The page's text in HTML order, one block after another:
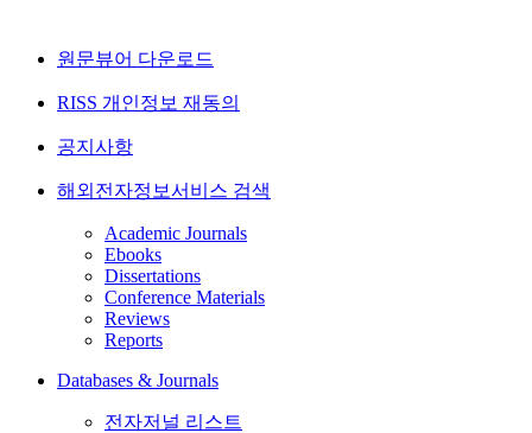
원문뷰어 다운로드
RISS 개인정보 재동의
공지사항
해외전자정보서비스 검색
Academic Journals
Ebooks
Dissertations
Conference Materials
Reviews
Reports
Databases & Journals
전자저널 리스트